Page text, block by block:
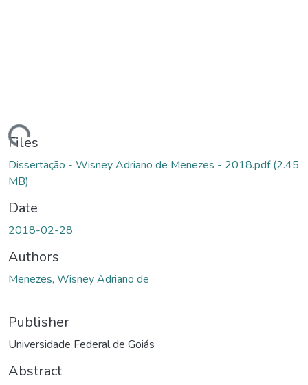
Files
Dissertação - Wisney Adriano de Menezes - 2018.pdf(2.45
MB)
Date
2018-02-28
Authors
Menezes, Wisney Adriano de
Publisher
Universidade Federal de Goiás
Abstract